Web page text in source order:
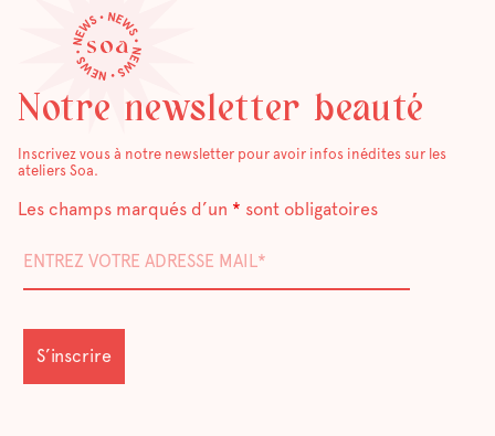
Notre newsletter beauté
Inscrivez vous à notre newsletter pour avoir infos inédites sur les
ateliers Soa.
Les champs marqués d’un * sont obligatoires